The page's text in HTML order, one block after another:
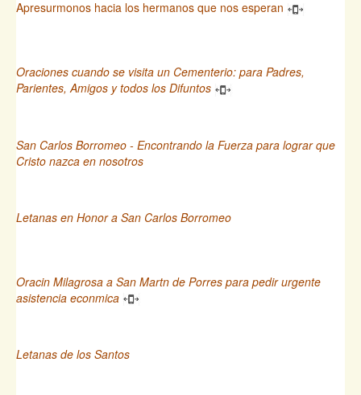
Apresurmonos hacia los hermanos que nos esperan
Oraciones cuando se visita un Cementerio: para Padres,
Parientes, Amigos y todos los Difuntos
San Carlos Borromeo - Encontrando la Fuerza para lograr que
Cristo nazca en nosotros
Letanas en Honor a San Carlos Borromeo
Oracin Milagrosa a San Martn de Porres para pedir urgente
asistencia econmica
Letanas de los Santos